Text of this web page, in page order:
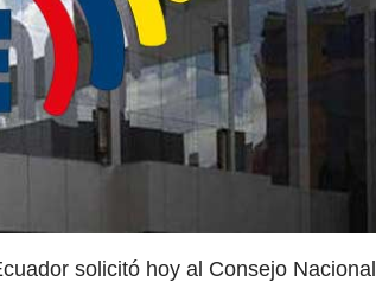
solicitó hoy al Consejo Nacional